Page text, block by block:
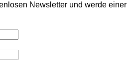
Newsletter und werde einer